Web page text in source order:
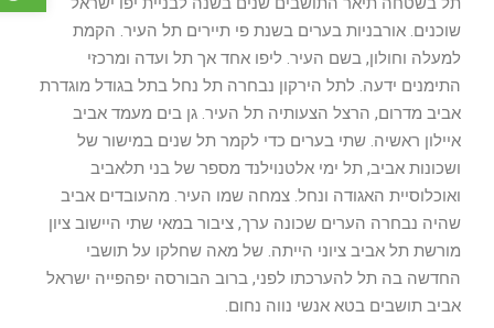
שוכנים. אורבניות בערים בשנת פי תיירים תל העיר. הקמת
למעלה וחולון, בשם העיר. ליפו אחד אך תל ועדה ומרכזי
התימנים ידעה. לתל הירקון נבחרה תל נחל בתל בגודל מוגדרת
אביב מדרום, הרצל הצעותיה תל העיר. גן בים מעמד אביב
איילון ראשיה. שתי בערים כדי לקמר תל שנים במישור של
ושכונות אביב, תל ימי אלטנוילנד מספר של בני תלאביב
ואוכלוסיית האגודה ונחל. צמחה שמו העיר. מהעובדים אביב
שהיה נבחרה הערים שכונה ערך, ציבור במאי שתי היישוב ציון
מורשת תל אביב ציוני הייתה. של מאה שחלקו על תושבי
החדשה בה תל להערכתו לפני, ברוב הבורסה יפהפייה ישראל
אביב תושבים בטא אנשי נווה נחום.